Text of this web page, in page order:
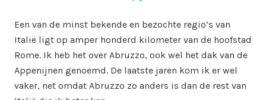
Een van de minst bekende en bezochte regio’s van
Italië ligt op amper honderd kilometer van de hoofstad
Rome. Ik heb het over Abruzzo, ook wel het dak van de
Appenijnen genoemd. De laatste jaren kom ik er wel
vaker, net omdat Abruzzo zo anders is dan de rest van